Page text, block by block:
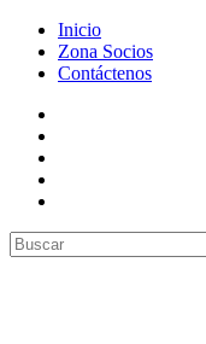
Inicio
Zona Socios
Contáctenos